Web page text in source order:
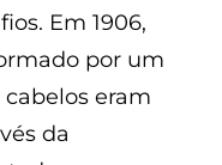
Em 1906,
por um
eram
da